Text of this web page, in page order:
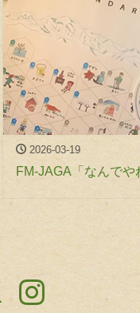
2026-03-19
FM-JAGA「なんでや